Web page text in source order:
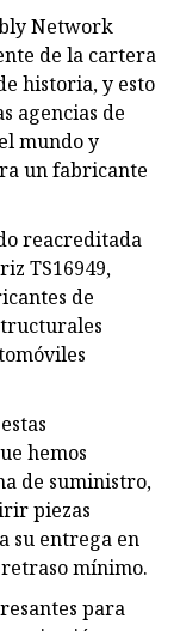
Network
de la cartera
historia, y esto
agencias de
mundo y
un fabricante
reacreditada
TS16949,
de
hemos
de suministro,
piezas
su entrega en
mínimo.
para